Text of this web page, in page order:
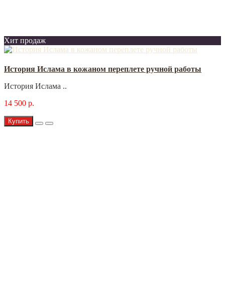
Хит продаж
История Ислама в кожаном переплете ручной работы
История Ислама ..
14 500 р.
Купить